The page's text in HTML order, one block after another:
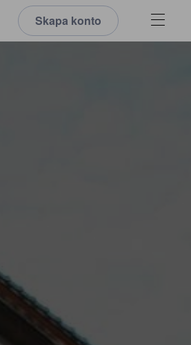
Skapa konto